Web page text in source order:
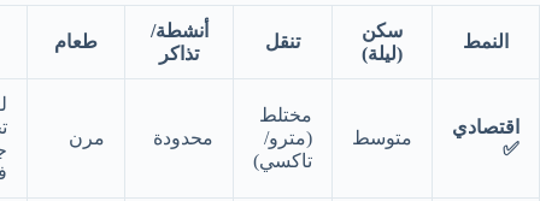
النمط
سكن
(ليلة)
تنقل
أنشطة/
تذاكر
طعام
اقتصادي
✅
متوسط
مختلط
(مترو/
تاكسي)
محدودة مرن